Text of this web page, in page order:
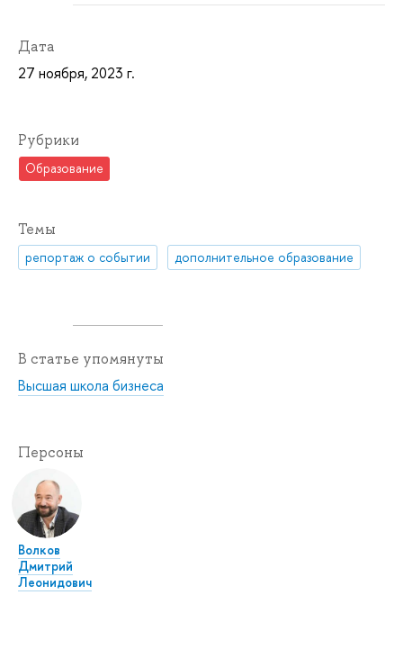
Дата
27 ноября, 2023 г.
Рубрики
Образование
Темы
репортаж о событии дополнительное образование
В статье упомянуты
Высшая школа бизнеса
Персоны
Волков
Дмитрий
Леонидович